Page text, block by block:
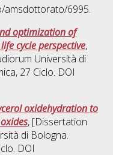
amsdottorato/6995.
optimization of
cycle perspective,
Università di
, 27 Ciclo. DOI
oxidehydration to
, [Dissertation
di Bologna.
DOI